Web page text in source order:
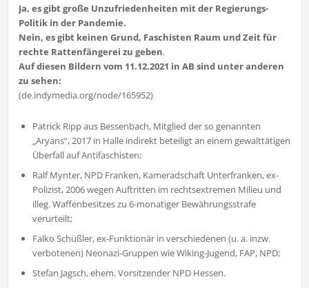
Ja, es gibt große Unzufriedenheiten mit der Regierungs-
Politik in der Pandemie.
Nein, es gibt keinen Grund, Faschisten Raum und Zeit für
rechte Rattenfängerei zu geben.
Auf diesen Bildern vom 11.12.2021 in AB sind unter anderen
zu sehen:
(de.indymedia.org/node/165952)
Patrick Ripp aus Bessenbach, Mitglied der so genannten
„Aryans“, 2017 in Halle indirekt beteiligt an einem gewalt­tätigen
Überfall auf Antifaschisten;
Ralf Mynter, NPD Franken, Kameradschaft Unterfranken, ex-
Po­lizist, 2006 wegen Auftritten im rechtsextremen Milieu und
illeg. Waffenbesitzes zu 6-monatiger Bewährungsstrafe
verurteilt;
Falko Schüßler, ex-Funktionär in verschiedenen (u. a. inzw.
verbotenen) Neonazi-Gruppen wie Wiking-Jugend, FAP, NPD;
Stefan Jagsch, ehem. Vorsitzender NPD Hessen.